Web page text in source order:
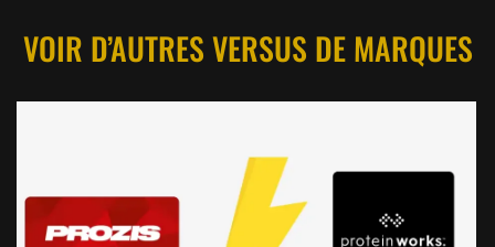
VOIR D’AUTRES VERSUS DE MARQUES